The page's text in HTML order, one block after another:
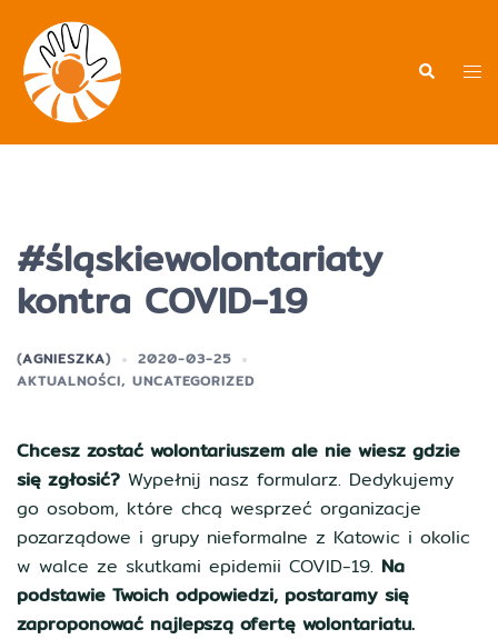
treści
#śląskiewolontariaty
kontra COVID-19
(AGNIESZKA)
2020-03-25
AKTUALNOŚCI, UNCATEGORIZED
Chcesz zostać wolontariuszem ale nie wiesz gdzie
się zgłosić? Wypełnij nasz formularz. Dedykujemy
go osobom, które chcą wesprzeć organizacje
pozarządowe i grupy nieformalne z Katowic i okolic
w walce ze skutkami epidemii COVID-19. Na
podstawie Twoich odpowiedzi, postaramy się
zaproponować najlepszą ofertę wolontariatu.